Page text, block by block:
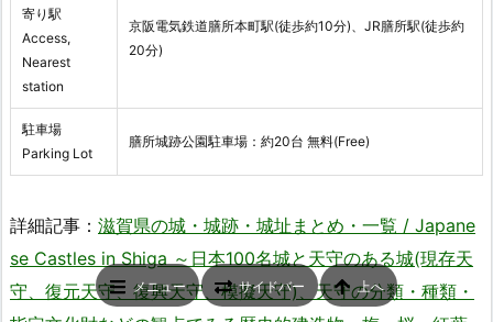
寄り駅
Access,
Nearest
station
京阪電気鉄道膳所本町駅(徒歩約10分)、JR膳所駅(徒歩約
20分)
駐車場
Parking Lot
膳所城跡公園駐車場：約20台 無料(Free)
詳細記事： 滋賀県の城・城跡・城址まとめ・一覧 / Japane
se Castles in Shiga ～日本100名城と天守のある城(現存天
守、復元天守、復興天守、模擬天守)、天守の分類・種類・
メニュー サイドバー 上へ